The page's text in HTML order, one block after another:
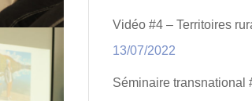
Vidéo #4 – Territoires
13/07/2022
Séminaire transnational